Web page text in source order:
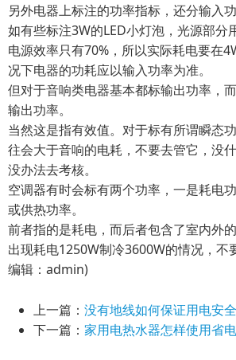
另外电器上标注的功率指标，还分输入
如有些标注3W的LED小灯泡，光源部分
电源效率只有70%，所以实际耗电要在
况下电器的功耗应以输入功率为准。
但对于音响类电器基本都标输出功率，
输出功率。
当然这是指有效值。对于标有所谓瞬态
往会大于音响的电耗，不要去管它，没
没办法去考核。
空调器有时会标有两个功率，一是耗电
或供热功率。
前者指的是耗电，而后者包含了室内外
出现耗电1250W制冷3600W的情况，不
编辑：admin)
上一篇： 没有地线如何保证用电安全
下一篇： 家用电热水器怎样使用省电